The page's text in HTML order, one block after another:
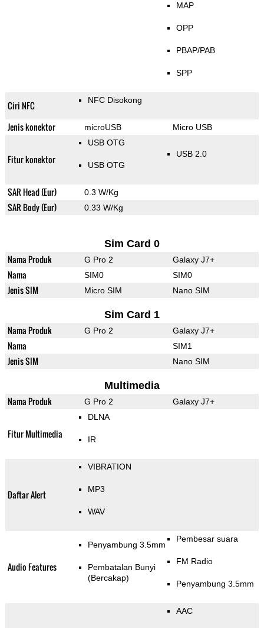
MAP
OPP
PBAP/PAB
SPP
Ciri NFC NFC Disokong
Jenis konektor microUSB Micro USB
Fitur konektor
USB OTG
USB OTG
USB 2.0
SAR Head (Eur) 0.3 W/Kg
SAR Body (Eur) 0.33 W/Kg
Sim Card 0
Nama Produk G Pro 2 Galaxy J7+
Nama SIM0 SIM0
Jenis SIM Micro SIM Nano SIM
Sim Card 1
Nama Produk G Pro 2 Galaxy J7+
Nama SIM1
Jenis SIM Nano SIM
Multimedia
Nama Produk G Pro 2 Galaxy J7+
Fitur Multimedia
DLNA
IR
Daftar Alert
VIBRATION
MP3
WAV
Audio Features
Penyambung 3.5mm
Pembatalan Bunyi
(Bercakap)
Pembesar suara
FM Radio
Penyambung 3.5mm
AAC